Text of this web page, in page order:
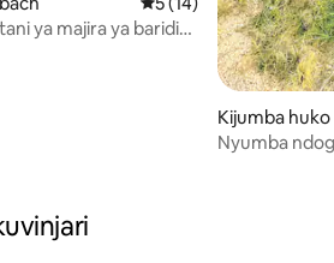
ya majira ya baridi
Kijumba
Nyumba